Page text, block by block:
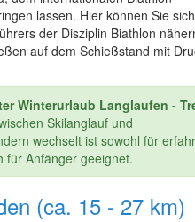
lassen. Hier können Sie
der Disziplin Biathlon
auf dem Schießstand mit
Winterurlaub Langlaufen -
Skilanglauf und
wechselt ist sowohl für
für Anfänger geeignet.
(ca. 15 - 27 km)